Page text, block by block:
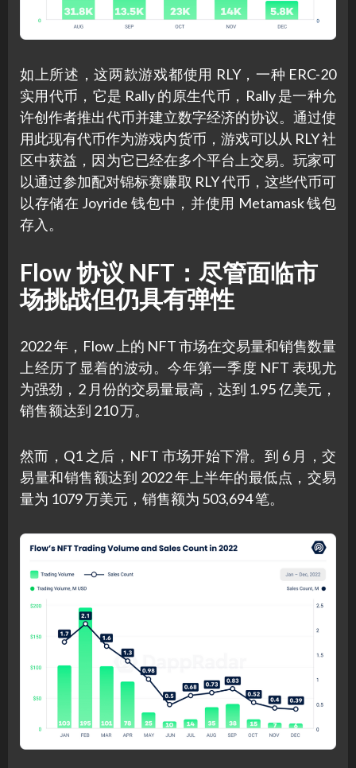
如上所述，这两款游戏都使用 RLY，一种 ERC-20
实用代币，它是 Rally 的原生代币，Rally 是一种允
许创作者推出代币并建立数字经济的协议。通过使
用此现有代币作为游戏内货币，游戏可以从 RLY 社
区中获益，因为它已经在多个平台上交易。玩家可
以通过参加配对锦标赛赚取 RLY 代币，这些代币可
以存储在 Joyride 钱包中，并使用 Metamask 钱包
存入。
Flow 协议 NFT：尽管面临市
场挑战但仍具有弹性
2022 年，Flow 上的 NFT 市场在交易量和销售数量
上经历了显着的波动。今年第一季度 NFT 表现尤
为强劲，2 月份的交易量最高，达到 1.95 亿美元，
销售额达到 210 万。
然而，Q1 之后，NFT 市场开始下滑。到 6 月，交
易量和销售额达到 2022 年上半年的最低点，交易
量为 1079 万美元，销售额为 503,694 笔。